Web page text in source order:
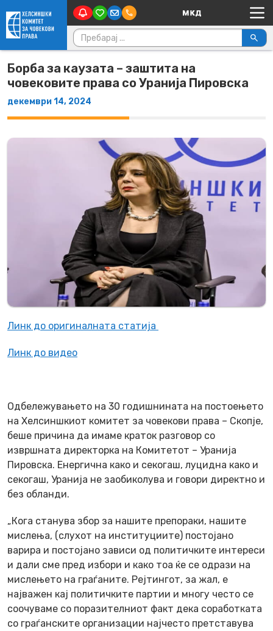
Skip to content Main Navigation
Пребарувај за:
Борба за каузата – заштита на
човековите права со Уранија Пировска
декември 14, 2024
Линк до оригиналната статија
Линк до видео
Одбележувањето на 30 годишнината на постоењето
на Хелсиншкиот комитет за човекови права – Скопје,
беше причина да имаме краток разговор со
извршната директорка на Комитетот – Уранија
Пировска. Енергична како и секогаш, луцидна како и
секогаш, Уранија не заобиколува и говори директно и
без обланди.
„Кога станува збор за нашите препораки, нашите
мислења, (слухот на институциите) постојано
варира и постојано зависи од политичките интереси
и дали сме пред избори и како тоа ќе се одрази на
мислењето на граѓаните. Рејтингот, за жал, е
најважен кај политичките партии и многу често се
соочуваме со поразителниот факт дека соработката
со граѓанските организации најчесто претставува